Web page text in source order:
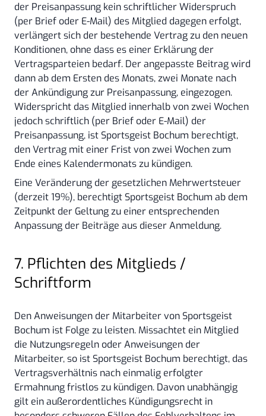
der Preisanpassung kein schriftlicher Widerspruch
(per Brief oder E-Mail) des Mitglied dagegen erfolgt,
verlängert sich der bestehende Vertrag zu den neuen
Konditionen, ohne dass es einer Erklärung der
Vertragsparteien bedarf. Der angepasste Beitrag wird
dann ab dem Ersten des Monats, zwei Monate nach
der Ankündigung zur Preisanpassung, eingezogen.
Widerspricht das Mitglied innerhalb von zwei Wochen
jedoch schriftlich (per Brief oder E-Mail) der
Preisanpassung, ist Sportsgeist Bochum berechtigt,
den Vertrag mit einer Frist von zwei Wochen zum
Ende eines Kalendermonats zu kündigen.
Eine Veränderung der gesetzlichen Mehrwertsteuer
(derzeit 19%), berechtigt Sportsgeist Bochum ab dem
Zeitpunkt der Geltung zu einer entsprechenden
Anpassung der Beiträge aus dieser Anmeldung.
7. Pflichten des Mitglieds /
Schriftform
Den Anweisungen der Mitarbeiter von Sportsgeist
Bochum ist Folge zu leisten. Missachtet ein Mitglied
die Nutzungsregeln oder Anweisungen der
Mitarbeiter, so ist Sportsgeist Bochum berechtigt, das
Vertragsverhältnis nach einmalig erfolgter
Ermahnung fristlos zu kündigen. Davon unabhängig
gilt ein außerordentliches Kündigungsrecht in